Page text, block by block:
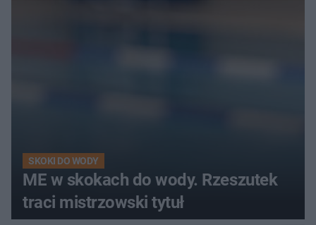
SKOKI DO WODY
ME w skokach do wody. Rzeszutek
traci mistrzowski tytuł